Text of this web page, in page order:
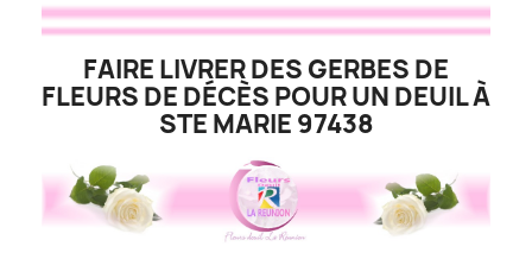
FAIRE LIVRER DES GERBES DE
FLEURS DE DÉCÈS POUR UN DEUIL À
STE MARIE 97438